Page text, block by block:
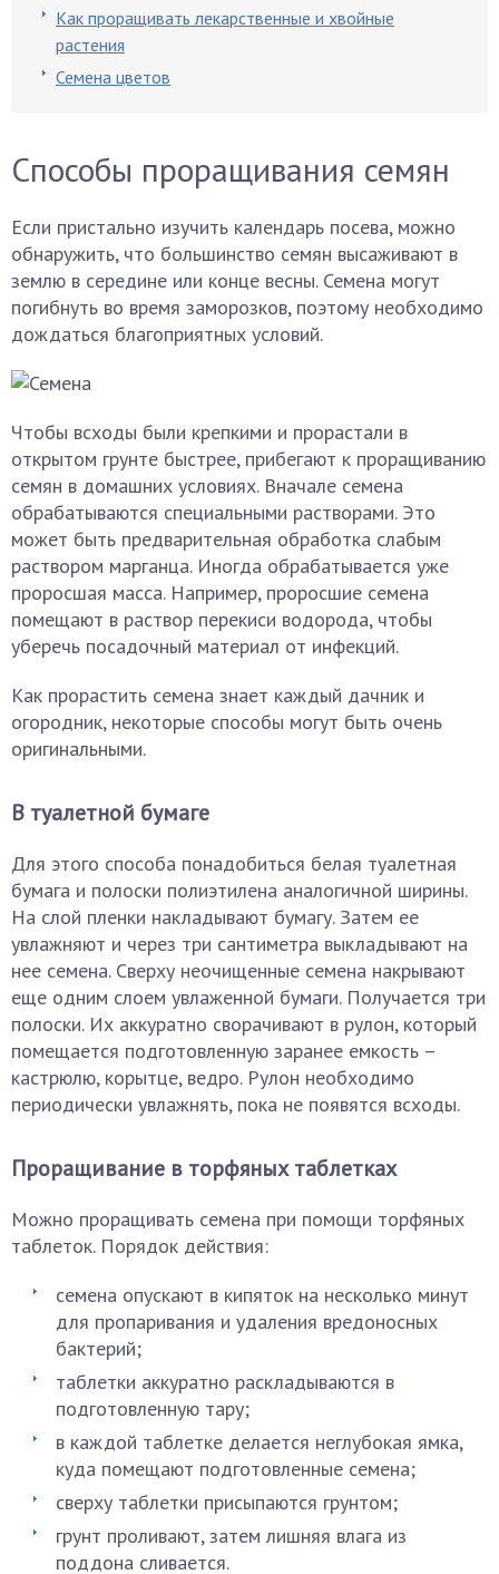
Как проращивать лекарственные и хвойные
растения
Семена цветов
Способы проращивания семян
Если пристально изучить календарь посева, можно
обнаружить, что большинство семян высаживают в
землю в середине или конце весны. Семена могут
погибнуть во время заморозков, поэтому необходимо
дождаться благоприятных условий.
Чтобы всходы были крепкими и прорастали в
открытом грунте быстрее, прибегают к проращиванию
семян в домашних условиях. Вначале семена
обрабатываются специальными растворами. Это
может быть предварительная обработка слабым
раствором марганца. Иногда обрабатывается уже
проросшая масса. Например, проросшие семена
помещают в раствор перекиси водорода, чтобы
уберечь посадочный материал от инфекций.
Как прорастить семена знает каждый дачник и
огородник, некоторые способы могут быть очень
оригинальными.
В туалетной бумаге
Для этого способа понадобиться белая туалетная
бумага и полоски полиэтилена аналогичной ширины.
На слой пленки накладывают бумагу. Затем ее
увлажняют и через три сантиметра выкладывают на
нее семена. Сверху неочищенные семена накрывают
еще одним слоем увлаженной бумаги. Получается три
полоски. Их аккуратно сворачивают в рулон, который
помещается подготовленную заранее емкость –
кастрюлю, корытце, ведро. Рулон необходимо
периодически увлажнять, пока не появятся всходы.
Проращивание в торфяных таблетках
Можно проращивать семена при помощи торфяных
таблеток. Порядок действия:
семена опускают в кипяток на несколько минут
для пропаривания и удаления вредоносных
бактерий;
таблетки аккуратно раскладываются в
подготовленную тару;
в каждой таблетке делается неглубокая ямка,
куда помещают подготовленные семена;
сверху таблетки присыпаются грунтом;
грунт проливают, затем лишняя влага из
поддона сливается.